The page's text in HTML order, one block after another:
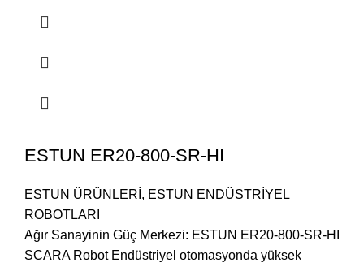
ESTUN ER20-800-SR-HI
ESTUN ÜRÜNLERİ , ESTUN ENDÜSTRİYEL
ROBOTLARI
Ağır Sanayinin Güç Merkezi: ESTUN ER20-800-SR-HI
SCARA Robot Endüstriyel otomasyonda yüksek